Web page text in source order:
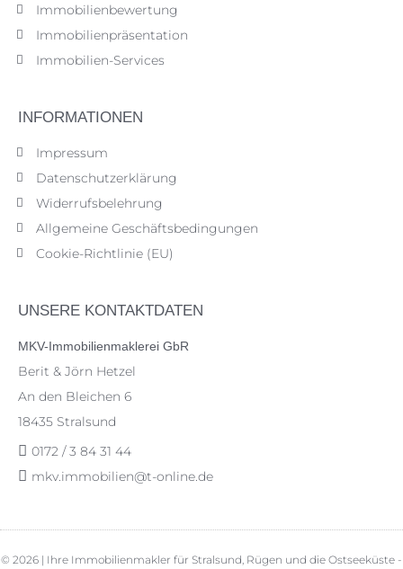
Immobilienbewertung
Immobilienpräsentation
Immobilien-Services
INFORMATIONEN
Impressum
Datenschutzerklärung
Widerrufsbelehrung
Allgemeine Geschäftsbedingungen
Cookie-Richtlinie (EU)
UNSERE KONTAKTDATEN
MKV-Immobilienmaklerei GbR
Berit & Jörn Hetzel
An den Bleichen 6
18435 Stralsund
0172 / 3 84 31 44
mkv.immobilien@t-online.de
© 2026 | Ihre Immobilienmakler für Stralsund, Rügen und die Ostseeküste -